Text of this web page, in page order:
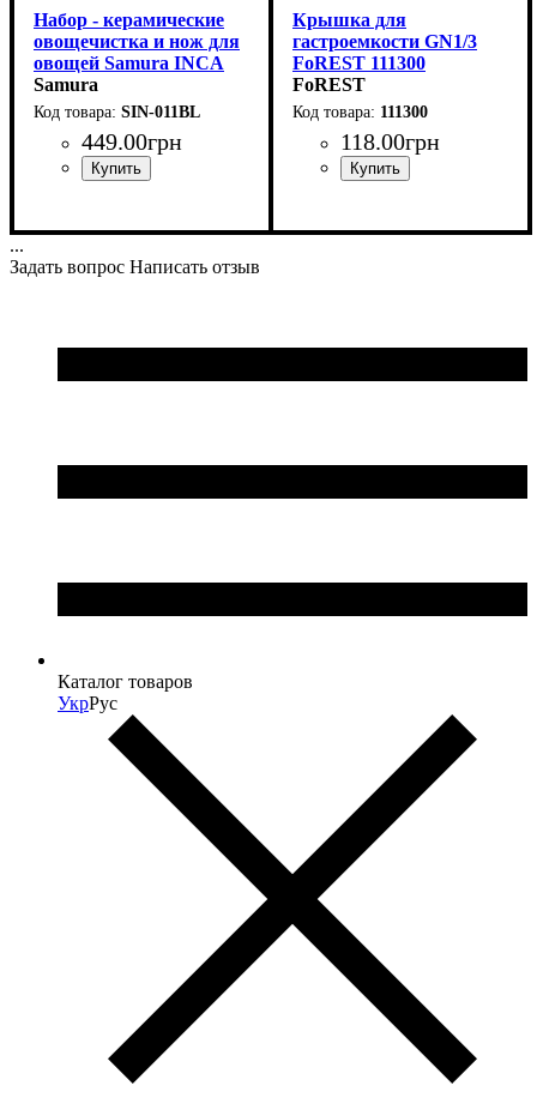
Набор - керамические
овощечистка и нож для
овощей Samura INCA
SIN-011BL
Samura
SIN-011BL
449.00грн
Крышка для
гастроемкости GN1/3
FoREST 111300
(325х176мм)
FoREST
111300
118.00грн
...
Задать вопрос Написать отзыв
Каталог товаров
УкрРус